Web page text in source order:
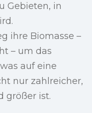
Gebieten, in
ihre Biomasse –
– um das
auf eine
nur zahlreicher,
größer ist.